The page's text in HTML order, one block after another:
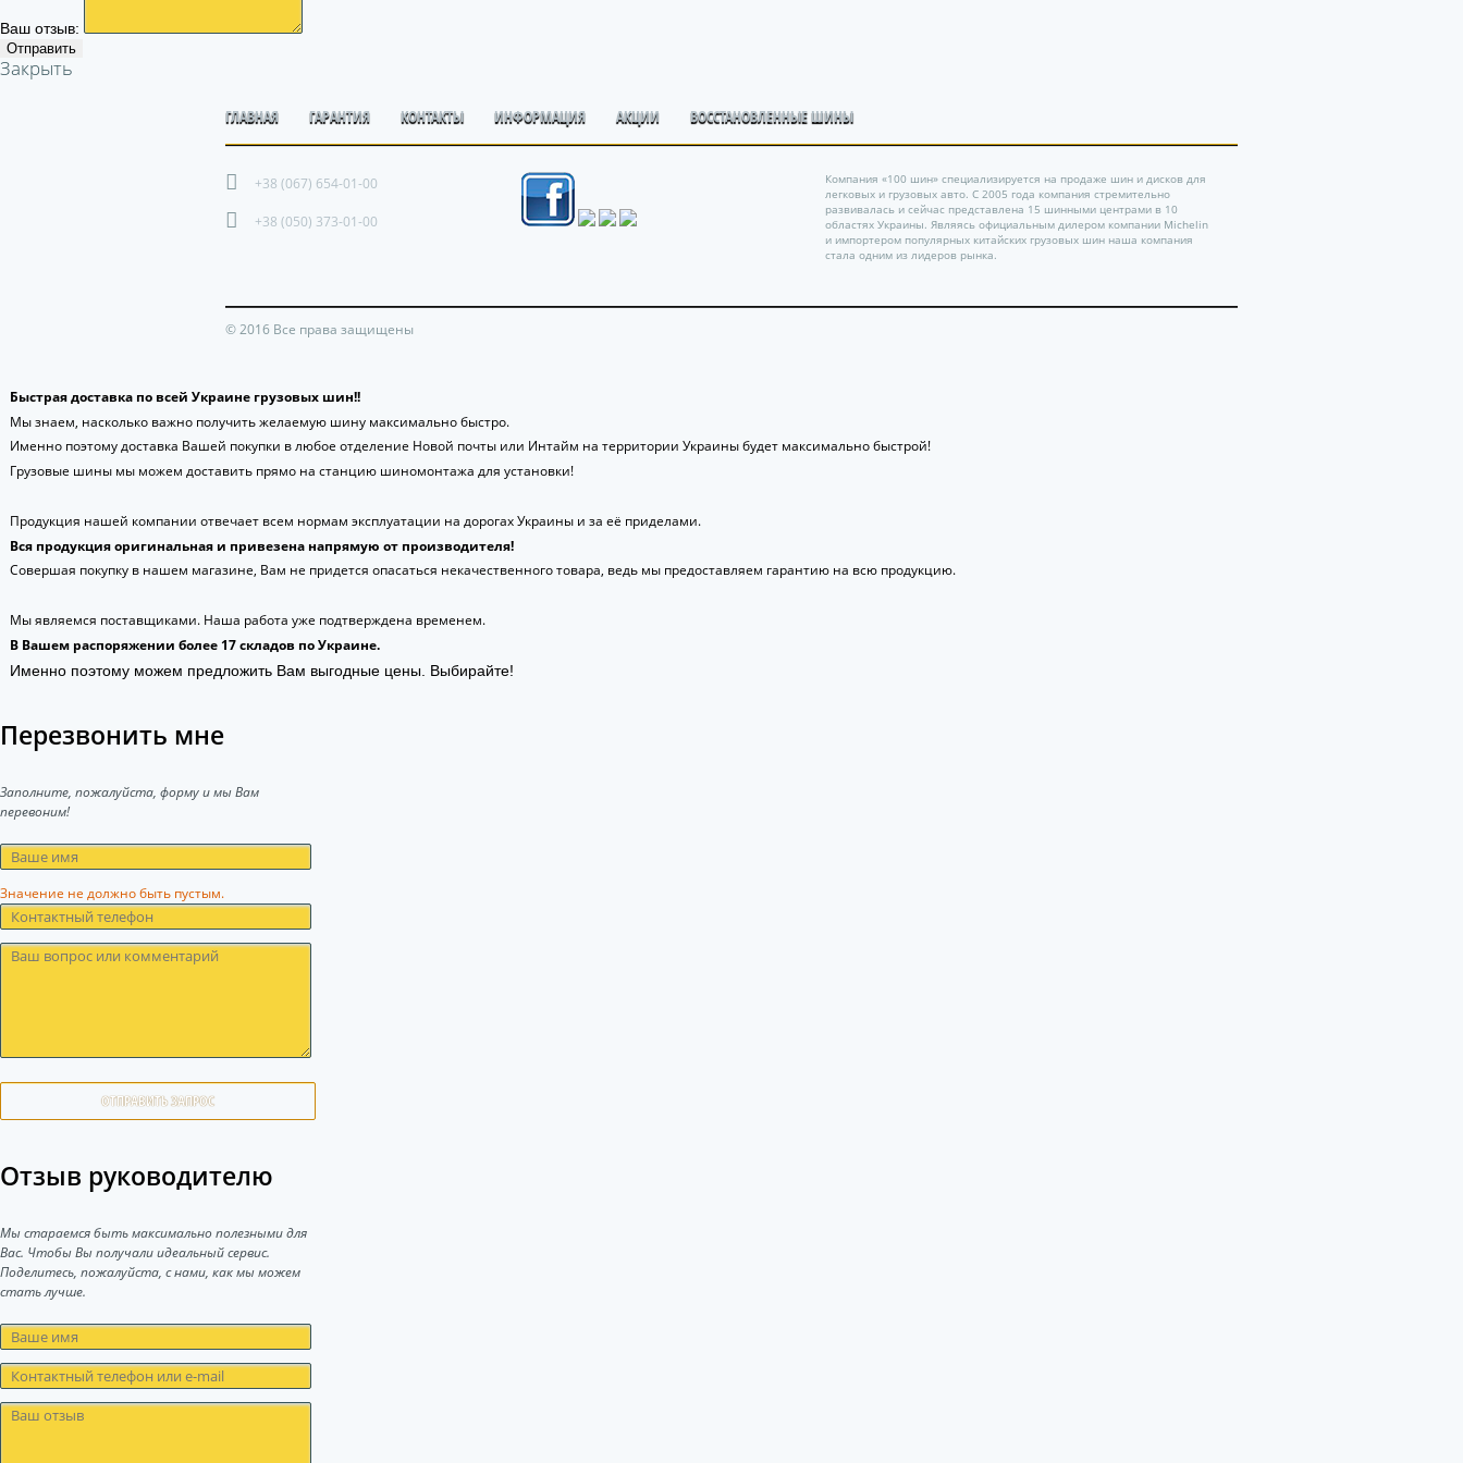
Ваш отзыв:
Отправить
Закрыть
ГЛАВНАЯ ГАРАНТИЯ КОНТАКТЫ ИНФОРМАЦИЯ АКЦИИ ВОССТАНОВЛЕННЫЕ ШИНЫ
+38 (067) 654-01-00
+38 (050) 373-01-00
Компания «100 шин» специализируется на продаже шин и дисков для
легковых и грузовых авто. С 2005 года компания стремительно
развивалась и сейчас представлена 15 шинными центрами в 10
областях Украины. Являясь официальным дилером компании Michelin
и импортером популярных китайских грузовых шин наша компания
стала одним из лидеров рынка.
© 2016 Все права защищены
Быстрая доставка по всей Украине грузовых шин!!
Мы знаем, насколько важно получить желаемую шину максимально быстро.
Именно поэтому доставка Вашей покупки в любое отделение Новой почты или Интайм на территории Украины будет максимально быстрой!
Грузовые шины мы можем доставить прямо на станцию шиномонтажа для установки!
Продукция нашей компании отвечает всем нормам эксплуатации на дорогах Украины и за её приделами.
Вся продукция оригинальная и привезена напрямую от производителя!
Совершая покупку в нашем магазине, Вам не придется опасаться некачественного товара, ведь мы предоставляем гарантию на всю продукцию.
Мы являемся поставщиками. Наша работа уже подтверждена временем.
В Вашем распоряжении более 17 складов по Украине.
Именно поэтому можем предложить Вам выгодные цены. Выбирайте!
Перезвонить мне
Заполните, пожалуйста, форму и мы Вам
перевоним!
Значение не должно быть пустым.
ОТПРАВИТЬ ЗАПРОС
Отзыв руководителю
Мы стараемся быть максимально полезными для
Вас. Чтобы Вы получали идеальный сервис.
Поделитесь, пожалуйста, с нами, как мы можем
стать лучше.